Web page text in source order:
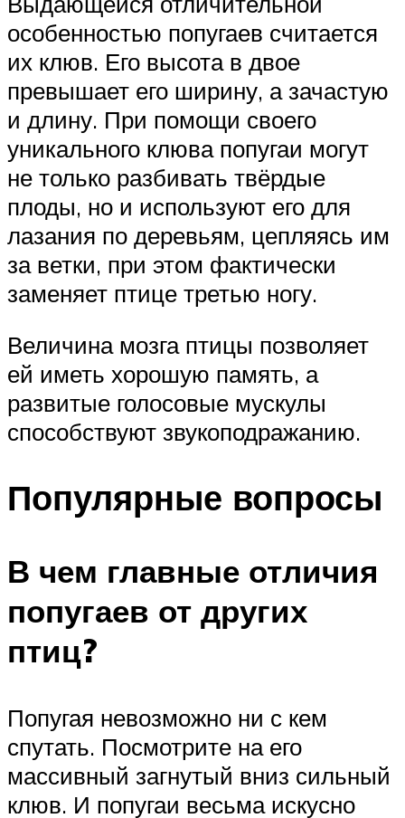
особенностью попугаев считается
их клюв. Его высота в двое
превышает его ширину, а зачастую
и длину. При помощи своего
уникального клюва попугаи могут
не только разбивать твёрдые
плоды, но и используют его для
лазания по деревьям, цепляясь им
за ветки, при этом фактически
заменяет птице третью ногу.
Величина мозга птицы позволяет
ей иметь хорошую память, а
развитые голосовые мускулы
способствуют звукоподражанию.
Популярные вопросы
В чем главные отличия
попугаев от других
птиц?
Попугая невозможно ни с кем
спутать. Посмотрите на его
массивный загнутый вниз сильный
клюв. И попугаи весьма искусно